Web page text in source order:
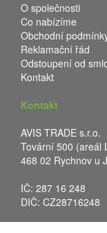
O společnosti
Co nabízíme
Obchodní
Reklamační řád
Odstoupení od
Kontakt
Kontakt
AVIS TRADE s.r.o.
Tovární 500 (areál
468 02 Rychnov u
IČ: 287 16 248
DIČ: CZ28716248